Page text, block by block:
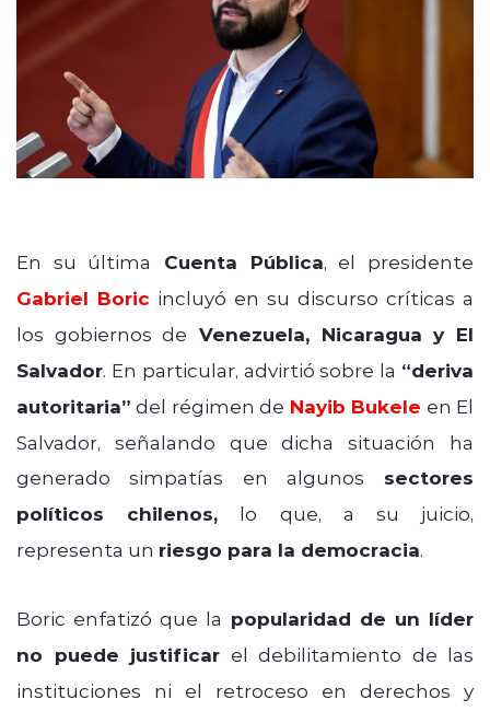
En su última Cuenta Pública, el presidente
Gabriel Boric incluyó en su discurso críticas a
los gobiernos de Venezuela, Nicaragua y El
Salvador. En particular, advirtió sobre la “deriva
autoritaria” del régimen de Nayib Bukele en El
Salvador, señalando que dicha situación ha
generado simpatías en algunos sectores
políticos chilenos, lo que, a su juicio,
representa un riesgo para la democracia.
Boric enfatizó que la popularidad de un líder
no puede justificar el debilitamiento de las
instituciones ni el retroceso en derechos y